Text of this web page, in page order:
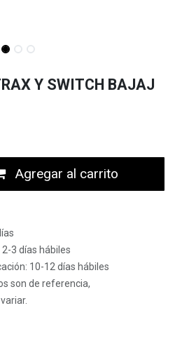
Y SWITCH BAJAJ
Agregar al carrito
3 días hábiles
10-12 días hábiles
son de referencia,